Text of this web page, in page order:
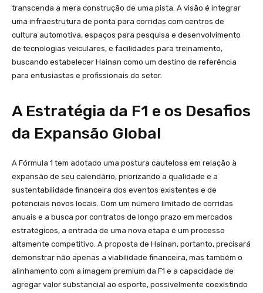
transcenda a mera construção de uma pista. A visão é integrar
uma infraestrutura de ponta para corridas com centros de
cultura automotiva, espaços para pesquisa e desenvolvimento
de tecnologias veiculares, e facilidades para treinamento,
buscando estabelecer Hainan como um destino de referência
para entusiastas e profissionais do setor.
A Estratégia da F1 e os Desafios
da Expansão Global
A Fórmula 1 tem adotado uma postura cautelosa em relação à
expansão de seu calendário, priorizando a qualidade e a
sustentabilidade financeira dos eventos existentes e de
potenciais novos locais. Com um número limitado de corridas
anuais e a busca por contratos de longo prazo em mercados
estratégicos, a entrada de uma nova etapa é um processo
altamente competitivo. A proposta de Hainan, portanto, precisará
demonstrar não apenas a viabilidade financeira, mas também o
alinhamento com a imagem premium da F1 e a capacidade de
agregar valor substancial ao esporte, possivelmente coexistindo